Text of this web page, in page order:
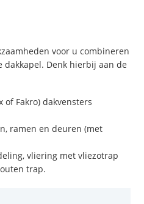
voor u combineren
dakkapel. Denk hierbij aan de
of Fakro) dakvensters
ramen en deuren (met
vliering met vliezotrap
trap.